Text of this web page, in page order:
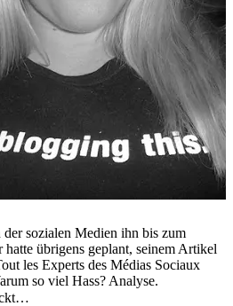
sozialen Medien ihn bis zum
hatte übrigens geplant, seinem Artikel
les Experts des Médias Sociaux
so viel Hass? Analyse.